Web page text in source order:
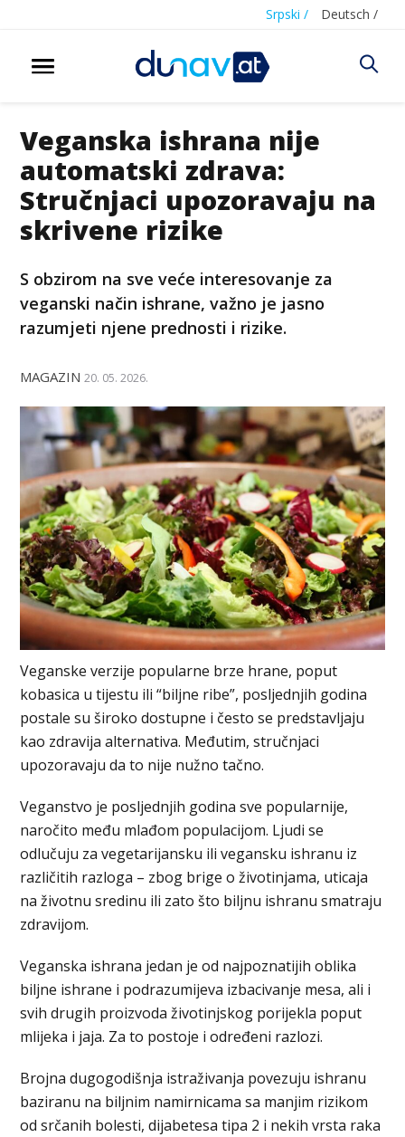
Srpski / Deutsch /
Veganska ishrana nije
automatski zdrava:
Stručnjaci upozoravaju na
skrivene rizike
S obzirom na sve veće interesovanje za
veganski način ishrane, važno je jasno
razumjeti njene prednosti i rizike.
MAGAZIN 20. 05. 2026.
Veganske verzije popularne brze hrane, poput
kobasica u tijestu ili “biljne ribe”, posljednjih godina
postale su široko dostupne i često se predstavljaju
kao zdravija alternativa. Međutim, stručnjaci
upozoravaju da to nije nužno tačno.
Veganstvo je posljednjih godina sve popularnije,
naročito među mlađom populacijom. Ljudi se
odlučuju za vegetarijansku ili vegansku ishranu iz
različitih razloga – zbog brige o životinjama, uticaja
na životnu sredinu ili zato što biljnu ishranu smatraju
zdravijom.
Veganska ishrana jedan je od najpoznatijih oblika
biljne ishrane i podrazumijeva izbacivanje mesa, ali i
svih drugih proizvoda životinjskog porijekla poput
mlijeka i jaja. Za to postoje i određeni razlozi.
Brojna dugogodišnja istraživanja povezuju ishranu
baziranu na biljnim namirnicama sa manjim rizikom
od srčanih bolesti, dijabetesa tipa 2 i nekih vrsta raka